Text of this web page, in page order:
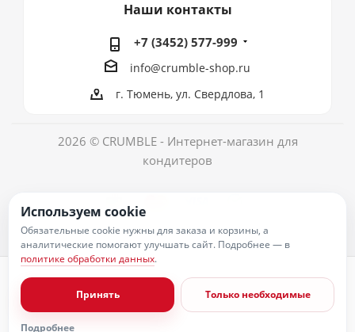
Наши контакты
+7 (3452) 577-999
info@crumble-shop.ru
г. Тюмень, ул. Свердлова, 1
2026 © CRUMBLE - Интернет-магазин для
кондитеров
Согласие на обработку персональных данных
Публичная оферта
Пользовательское соглашение
Условия оплаты
Используем cookie
Обязательные cookie нужны для заказа и корзины, а
аналитические помогают улучшать сайт. Подробнее — в
политике обработки данных.
Принять Только необходимые
Подробнее